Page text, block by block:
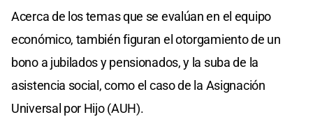
Acerca de los temas que se evalúan en el equipo
económico, también figuran el otorgamiento de un
bono a jubilados y pensionados, y la suba de la
asistencia social, como el caso de la Asignación
Universal por Hijo (AUH).